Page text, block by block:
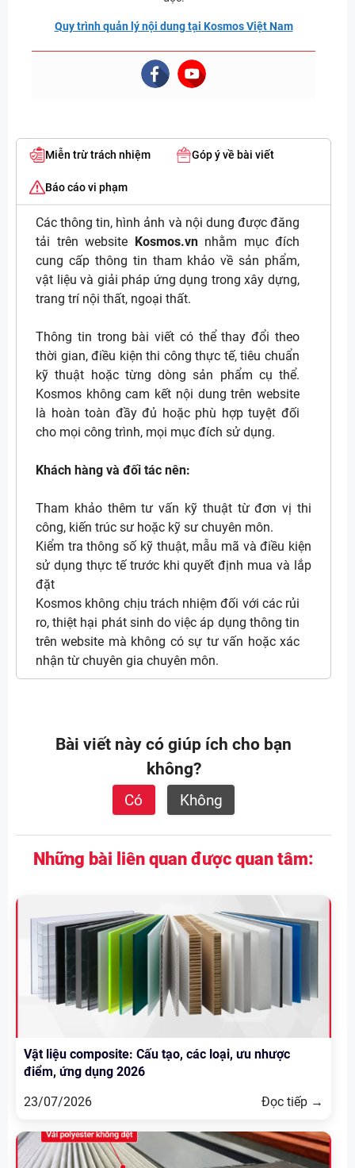
Quy trình quản lý nội dung tại Kosmos Việt Nam
Miễn trừ trách nhiệm Góp ý về bài viết
Báo cáo vi phạm
Các thông tin, hình ảnh và nội dung được đăng
tải trên website Kosmos.vnnhằm mục đích
cung cấp thông tin tham khảo về sản phẩm,
vật liệu và giải pháp ứng dụng trong xây dựng,
trang trí nội thất, ngoại thất.
Thông tin trong bài viết có thể thay đổi theo
thời gian, điều kiện thi công thực tế, tiêu chuẩn
kỹ thuật hoặc từng dòng sản phẩm cụ thể.
Kosmos không cam kết nội dung trên website
là hoàn toàn đầy đủ hoặc phù hợp tuyệt đối
cho mọi công trình, mọi mục đích sử dụng.
Khách hàng và đối tác nên:
Tham khảo thêm tư vấn kỹ thuật từ đơn vị thi
công, kiến trúc sư hoặc kỹ sư chuyên môn.
Kiểm tra thông số kỹ thuật, mẫu mã và điều kiện
sử dụng thực tế trước khi quyết định mua và lắp
đặt
Kosmos không chịu trách nhiệm đối với các rủi
ro, thiệt hại phát sinh do việc áp dụng thông tin
trên website mà không có sự tư vấn hoặc xác
nhận từ chuyên gia chuyên môn.
Bài viết này có giúp ích cho bạn
không?
Có Không
Những bài liên quan được quan tâm:
Vật liệu composite: Cấu tạo, các loại, ưu nhược
điểm, ứng dụng 2026
23/07/2026
Đọc tiếp →